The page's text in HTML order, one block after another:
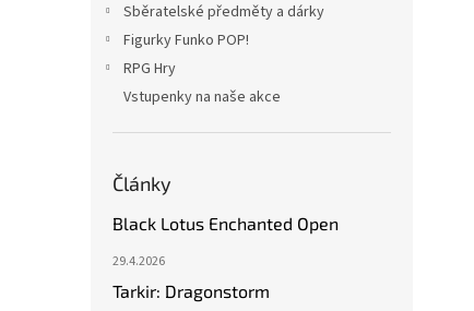
Sběratelské předměty a dárky
Figurky Funko POP!
RPG Hry
Vstupenky na naše akce
Články
Black Lotus Enchanted Open
29.4.2026
Tarkir: Dragonstorm